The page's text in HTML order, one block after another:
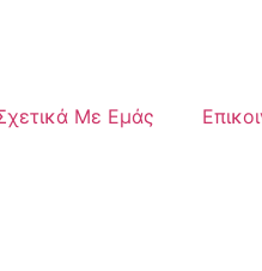
Με Εμάς